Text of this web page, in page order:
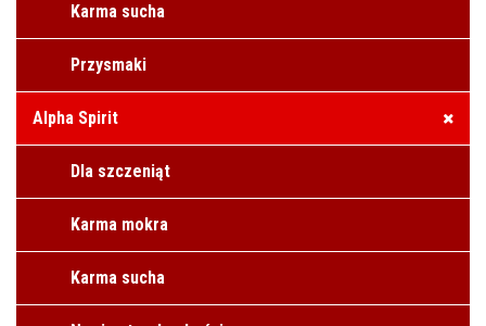
Karma sucha
Przysmaki
Alpha Spirit
Dla szczeniąt
Karma mokra
Karma sucha